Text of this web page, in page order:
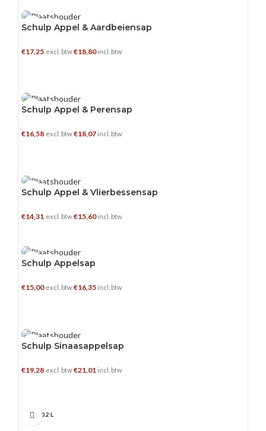
15 X 0.2 L
Schulp Appel & Aardbeiensap
€17,25 excl. btw€18,80incl. btw
15 X 0.2 L
Schulp Appel & Perensap
€16,58 excl. btw€18,07 incl. btw
5 L
Schulp Appel & Vlierbessensap
€14,31 excl. btw€15,60incl. btw
15 X 0.2 L
Schulp Appelsap
€15,00 excl. btw€16,35 incl. btw
15 X 0.2 L
Schulp Sinaasappelsap
€19,28 excl. btw€21,01 incl. btw
24 X 0.2 L